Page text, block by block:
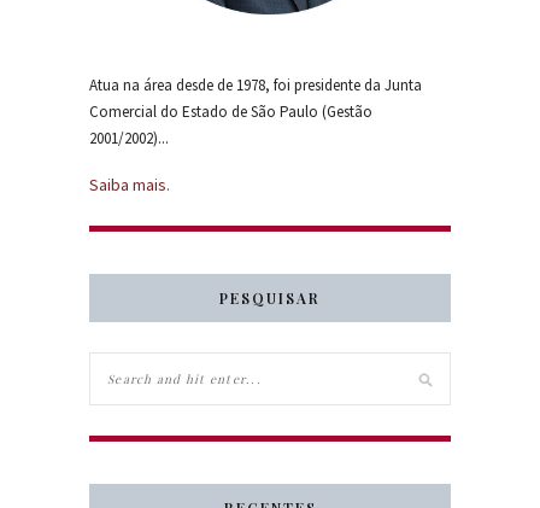
Atua na área desde de 1978, foi presidente da Junta
Comercial do Estado de São Paulo (Gestão
2001/2002)...
Saiba mais.
PESQUISAR